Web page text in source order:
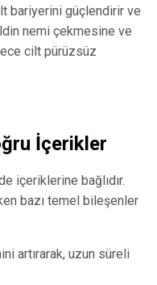
bariyerini güçlendirir ve
nemi çekmesine ve
cilt pürüzsüz
İçerikler
içeriklerine bağlıdır.
bazı temel bileşenler
artırarak, uzun süreli